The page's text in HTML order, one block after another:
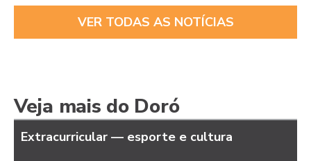
VER TODAS AS NOTÍCIAS
Veja mais do Doró
Extracurricular — esporte e cultura